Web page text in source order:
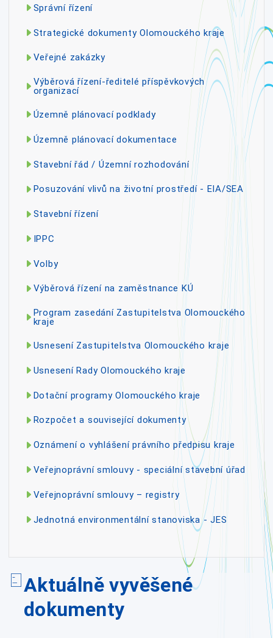
Správní řízení
Strategické dokumenty Olomouckého kraje
Veřejné zakázky
Výběrová řízení-ředitelé příspěvkových
organizací
Územně plánovací podklady
Územně plánovací dokumentace
Stavební řád / Územní rozhodování
Posuzování vlivů na životní prostředí - EIA/SEA
Stavební řízení
IPPC
Volby
Výběrová řízení na zaměstnance KÚ
Program zasedání Zastupitelstva Olomouckého
kraje
Usnesení Zastupitelstva Olomouckého kraje
Usnesení Rady Olomouckého kraje
Dotační programy Olomouckého kraje
Rozpočet a související dokumenty
Oznámení o vyhlášení právního předpisu kraje
Veřejnoprávní smlouvy - speciální stavební úřad
Veřejnoprávní smlouvy – registry
Jednotná environmentální stanoviska - JES
Aktuálně vyvěšené
dokumenty